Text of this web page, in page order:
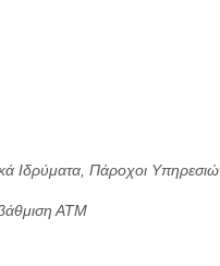
Ιδρύματα, Πάροχοι
ΑΤΜ